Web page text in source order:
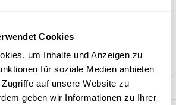
Cookies
um Inhalte und Anzeigen zu
für soziale Medien anbieten
auf unsere Website zu
geben wir Informationen zu Ihrer
P30385/PTP